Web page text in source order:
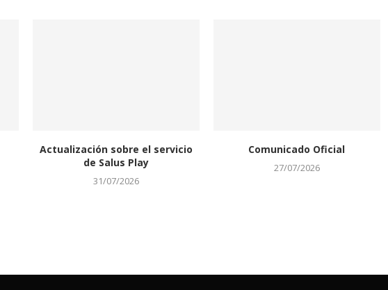
Actualización sobre el servicio
de Salus Play
31/07/2026
Comunicado Oficial
27/07/2026